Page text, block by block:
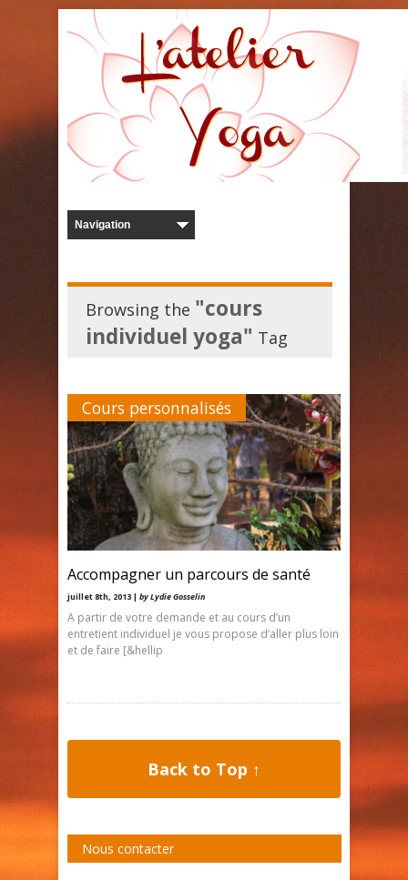
Browsing the "cours
individuel yoga" Tag
Cours personnalisés
Accompagner un parcours de santé
juillet 8th, 2013 | by Lydie Gosselin
A partir de votre demande et au cours d’un
entretient individuel je vous propose d’aller plus loin
et de faire [&hellip
Back to Top ↑
Nous contacter